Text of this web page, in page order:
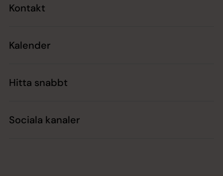
Kontakt
Kalender
Hitta snabbt
Sociala kanaler